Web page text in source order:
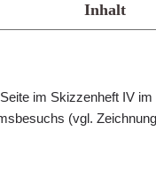
Inhalt
im Skizzenheft IV
(vgl.